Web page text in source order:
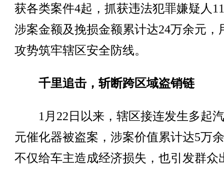
获各类案件4起，抓获违法犯罪嫌疑人
涉案金额及挽损金额累计达24万余元，
攻势筑牢辖区安全防线。
千里追击，斩断跨区域盗销链
1月22日以来，辖区接连发生多起
元催化器被盗案，涉案价值累计达5万
不仅给车主造成经济损失，也引发群众